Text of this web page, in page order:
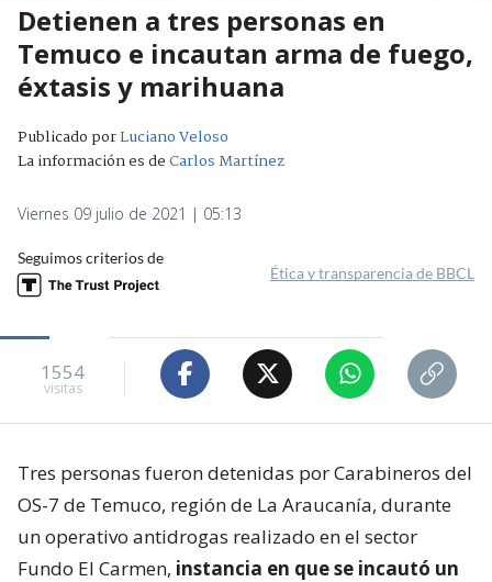
Detienen a tres personas en
Temuco e incautan arma de fuego,
éxtasis y marihuana
Publicado porLuciano Veloso
La información es deCarlos Martínez
Viernes 09 julio de 2021 | 05:13
Seguimos criterios de
Ética y transparencia de BBCL
1554
visitas
Tres personas fueron detenidas por Carabineros del
OS-7 de Temuco, región de La Araucanía, durante
un operativo antidrogas realizado en el sector
Fundo El Carmen, instancia en que se incautó un